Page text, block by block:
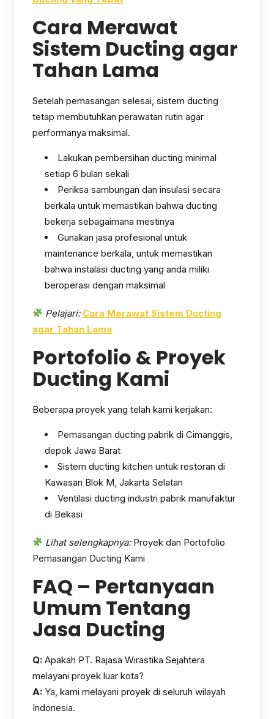
Cara Merawat
Sistem Ducting agar
Tahan Lama
Setelah pemasangan selesai, sistem ducting
tetap membutuhkan perawatan rutin agar
performanya maksimal.
Lakukan pembersihan ducting minimal
setiap 6 bulan sekali
Periksa sambungan dan insulasi secara
berkala untuk memastikan bahwa ducting
bekerja sebagaimana mestinya
Gunakan jasa profesional untuk
maintenance berkala, untuk memastikan
bahwa instalasi ducting yang anda miliki
beroperasi dengan maksimal
Pelajari: Cara Merawat Sistem Ducting
agar Tahan Lama
Portofolio & Proyek
Ducting Kami
Beberapa proyek yang telah kami kerjakan:
Pemasangan ducting pabrik di Cimanggis,
depok Jawa Barat
Sistem ducting kitchen untuk restoran di
Kawasan Blok M, Jakarta Selatan
Ventilasi ducting industri pabrik manufaktur
di Bekasi
Lihat selengkapnya:Proyek dan Portofolio
Pemasangan Ducting Kami
FAQ – Pertanyaan
Umum Tentang
Jasa Ducting
Q: Apakah PT. Rajasa Wirastika Sejahtera
melayani proyek luar kota?
A: Ya, kami melayani proyek di seluruh wilayah
Indonesia.